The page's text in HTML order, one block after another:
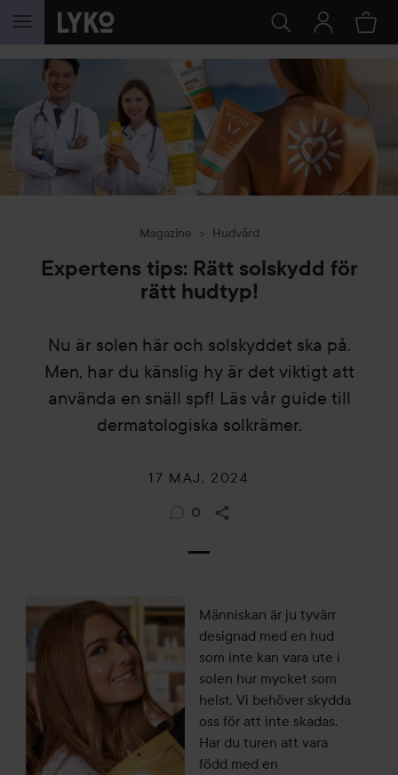
HOPPA TILL INNEHÅLLET
Magazine Hudvård
Expertens tips: Rätt solskydd för
rätt hudtyp!
Nu är solen här och solskyddet ska på.
Men, har du känslig hy är det viktigt att
använda en snäll spf! Läs vår guide till
dermatologiska solkrämer.
17 MAJ, 2024
0
Människan är ju tyvärr
designad med en hud
som inte kan vara ute i
solen hur mycket som
helst. Vi behöver skydda
oss för att inte skadas.
Har du turen att vara
född med en